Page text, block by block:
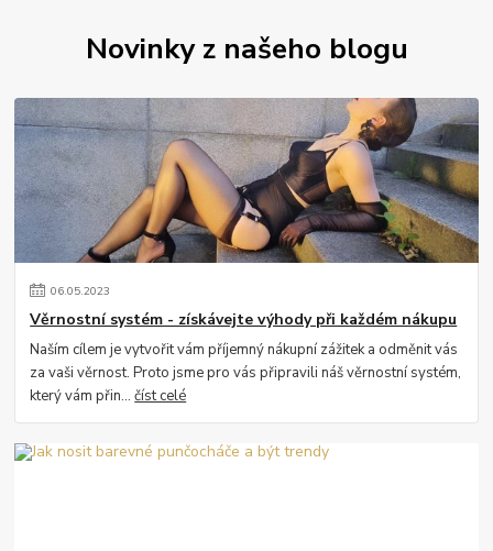
Novinky z našeho blogu
06.05.2023
Věrnostní systém - získávejte výhody při každém nákupu
Naším cílem je vytvořit vám příjemný nákupní zážitek a odměnit vás
za vaši věrnost. Proto jsme pro vás připravili náš věrnostní systém,
který vám přin...číst celé